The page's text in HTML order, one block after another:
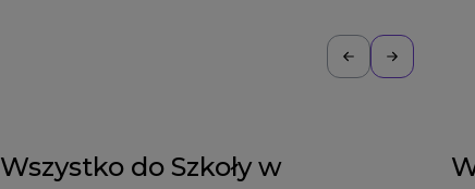
Wszystko do Szkoły w